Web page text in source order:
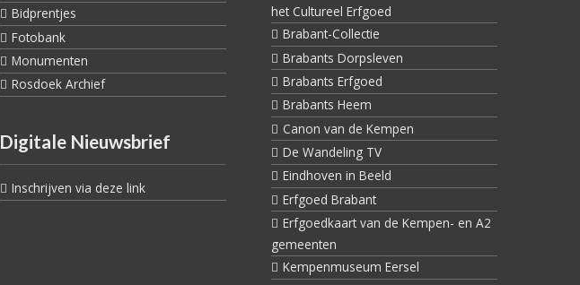
Bidprentjes
Fotobank
Monumenten
Rosdoek Archief
Digitale Nieuwsbrief
Inschrijven via deze link
het Cultureel Erfgoed
Brabant-Collectie
Brabants Dorpsleven
Brabants Erfgoed
Brabants Heem
Canon van de Kempen
De Wandeling TV
Eindhoven in Beeld
Erfgoed Brabant
Erfgoedkaart van de Kempen- en A2
gemeenten
Kempenmuseum Eersel